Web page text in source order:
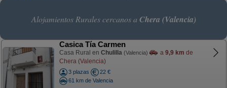
Alojamientos Rurales cercanos a Chera (Valencia)
Casica Tía Carmen
Casa Rural en Chulilla (Valencia) a 9,9 km de
Chera (Valencia)
3 plazas
22 €
61 km de Valencia